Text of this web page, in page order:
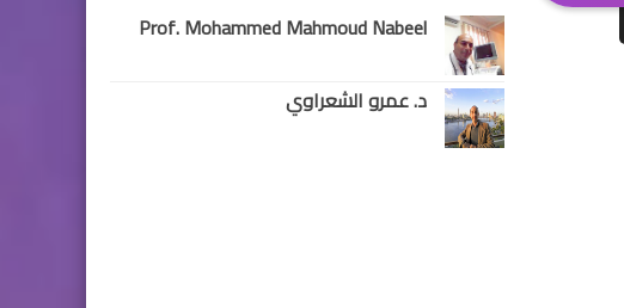
Prof. Mohammed Mahmoud Nabeel
د. عمرو الشعراوي